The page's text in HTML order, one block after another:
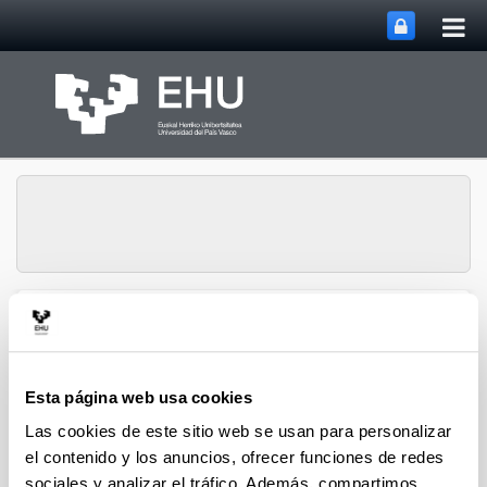
Esta página web usa cookies
Las cookies de este sitio web se usan para personalizar
el contenido y los anuncios, ofrecer funciones de redes
en Cultura, Cognición y
2020 EDICIÓN DE MONOGRÁFICOS